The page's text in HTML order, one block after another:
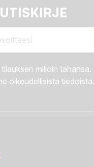
milloin tahansa.
oikeudellisista tiedoista.